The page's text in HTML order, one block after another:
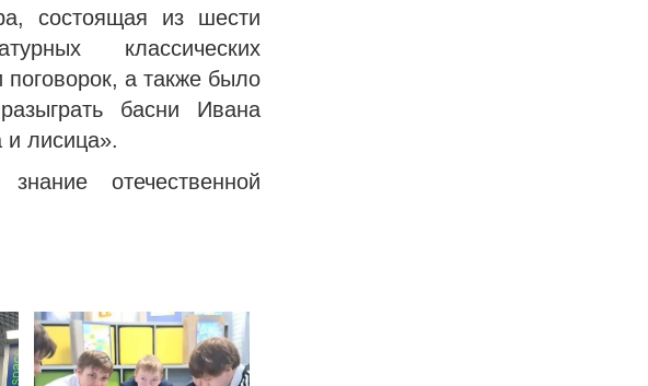
состоящая из шести
классических
поговорок, а также было
басни Ивана
лисица».
отечественной